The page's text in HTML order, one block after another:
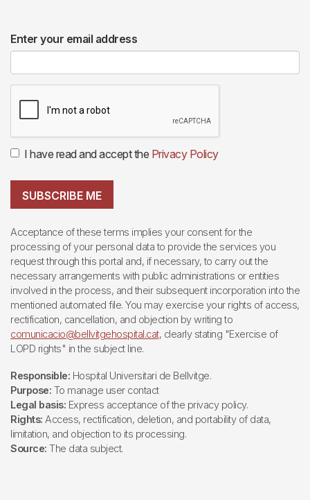
Enter your email address
I have read and accept the Privacy Policy
SUBSCRIBE ME
Acceptance of these terms implies your consent for the
processing of your personal data to provide the services you
request through this portal and, if necessary, to carry out the
necessary arrangements with public administrations or entities
involved in the process, and their subsequent incorporation into the
mentioned automated file. You may exercise your rights of access,
rectification, cancellation, and objection by writing to
comunicacio@bellvitgehospital.cat, clearly stating "Exercise of
LOPD rights" in the subject line.
Responsible: Hospital Universitari de Bellvitge.
Purpose: To manage user contact
Legal basis: Express acceptance of the privacy policy.
Rights: Access, rectification, deletion, and portability of data,
limitation, and objection to its processing.
Source: The data subject.